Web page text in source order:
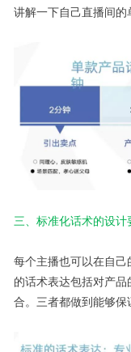
讲解一下自己直播间的
三、标准化话术的设计
每个主播也可以在自
的话术表达包括对产
合。三者都做到能够保